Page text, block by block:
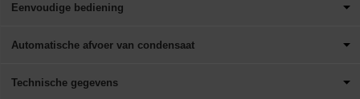
Eenvoudige bediening
Automatische afvoer van condensaat
Technische gegevens